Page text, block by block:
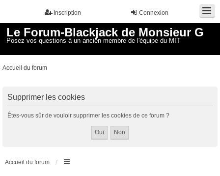
Connexion
Inscription
Le Forum-Blackjack de Monsieur G
Posez vos questions à un ancien membre de l'équipe du MIT
Accueil du forum
Supprimer les cookies
Êtes-vous sûr de vouloir supprimer les cookies de ce forum ?
Accueil du forum